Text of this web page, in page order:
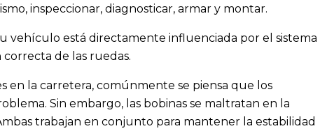
inspeccionar, diagnosticar, armar y montar.
vehículo está directamente influenciada por el sistema
de las ruedas.
en la carretera, comúnmente se piensa que los
Sin embargo, las bobinas se maltratan en la
trabajan en conjunto para mantener la estabilidad